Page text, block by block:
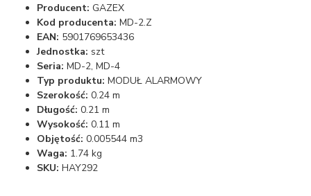
Producent: GAZEX
Kod producenta: MD-2.Z
EAN: 5901769653436
Jednostka: szt
Seria: MD-2, MD-4
Typ produktu: MODUŁ ALARMOWY
Szerokość: 0.24 m
Długość: 0.21 m
Wysokość: 0.11 m
Objętość: 0.005544 m3
Waga: 1.74 kg
SKU: HAY292